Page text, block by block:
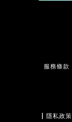
服務條款
                  |
隱私政策